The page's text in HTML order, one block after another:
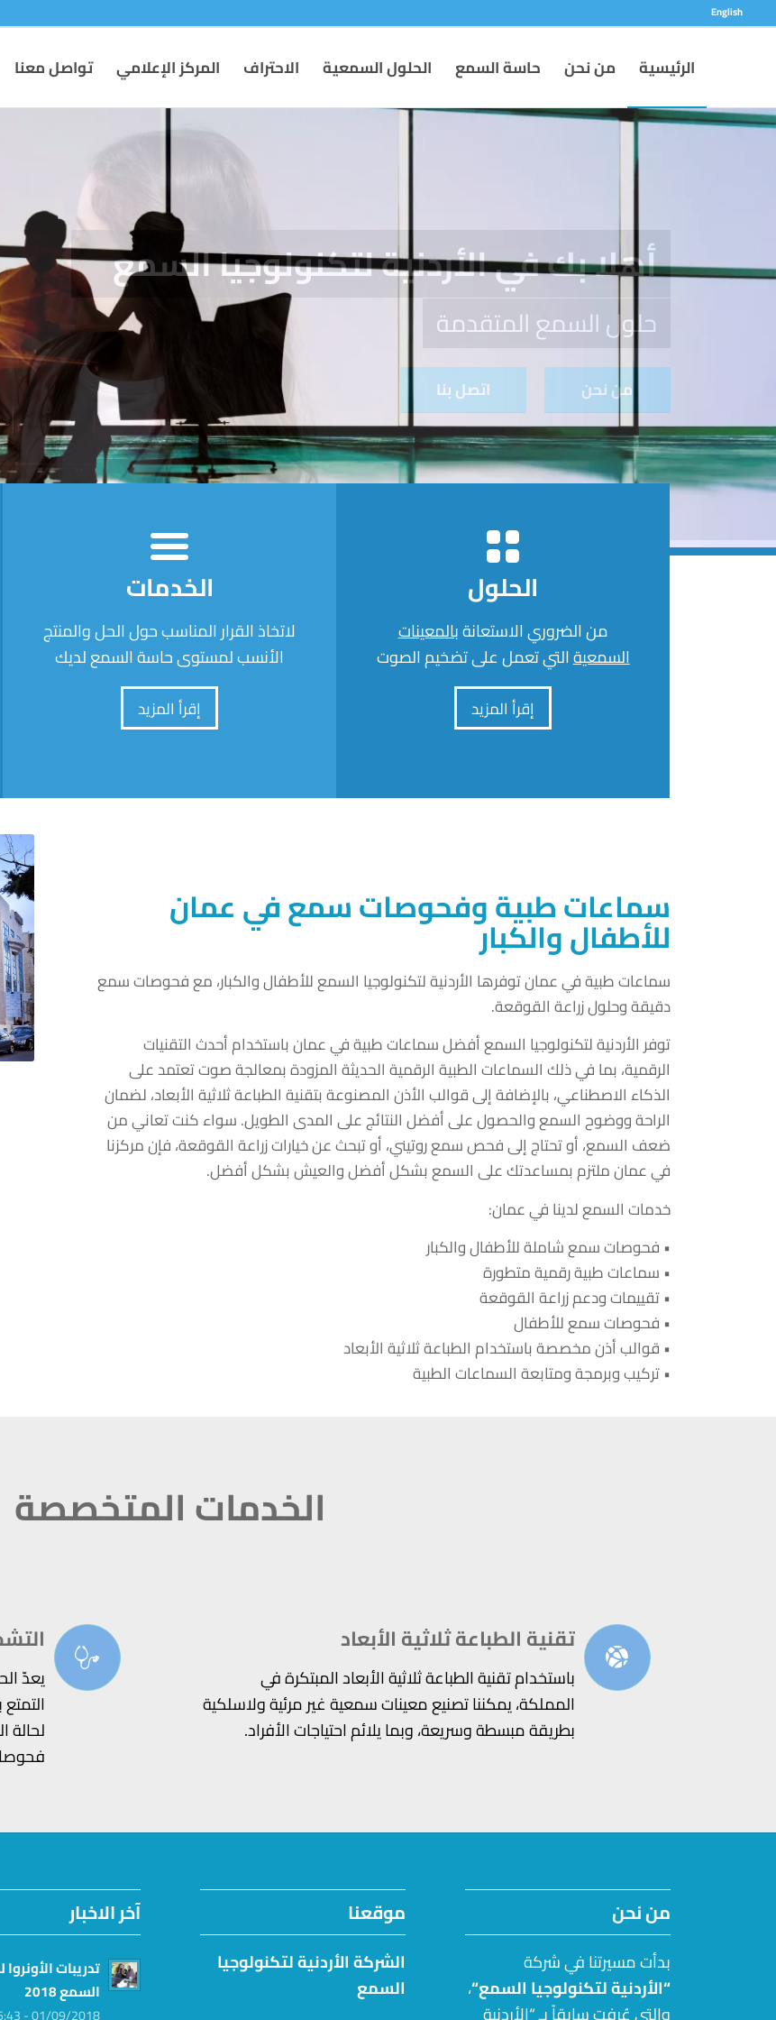
English
الرئيسية من نحن حاسة السمع الحلول السمعية الاحتراف المركز الإعلامي تواصل معنا
اختصاصيو السمع
نلبي كافة احتياجاتك
إقرأ المزيد
الحلول
من الضروري الاستعانةبالمعينات
السمعيةالتي تعمل على تضخيم الصوت
إقرأ المزيد
الخدمات
لاتخاذ القرار المناسب حول الحل والمنتج
الأنسب لمستوى حاسة السمع لديك
إقرأ المزيد
سماعات طبية وفحوصات سمع في عمان
للأطفال والكبار
سماعات طبية في عمان توفرها الأردنية لتكنولوجيا السمع للأطفال والكبار، مع فحوصات سمع
دقيقة وحلول زراعة القوقعة.
توفر الأردنية لتكنولوجيا السمع أفضل سماعات طبية في عمان باستخدام أحدث التقنيات
الرقمية، بما في ذلك السماعات الطبية الرقمية الحديثة المزودة بمعالجة صوت تعتمد على
الذكاء الاصطناعي، بالإضافة إلى قوالب الأذن المصنوعة بتقنية الطباعة ثلاثية الأبعاد، لضمان
الراحة ووضوح السمع والحصول على أفضل النتائج على المدى الطويل. سواء كنت تعاني من
ضعف السمع، أو تحتاج إلى فحص سمع روتيني، أو تبحث عن خيارات زراعة القوقعة، فإن مركزنا
في عمان ملتزم بمساعدتك على السمع بشكل أفضل والعيش بشكل أفضل.
خدمات السمع لدينا في عمان:
• فحوصات سمع شاملة للأطفال والكبار
• سماعات طبية رقمية متطورة
• تقييمات ودعم زراعة القوقعة
• فحوصات سمع للأطفال
• قوالب أذن مخصصة باستخدام الطباعة ثلاثية الأبعاد
• تركيب وبرمجة ومتابعة السماعات الطبية
الخدمات المتخصصة
تقنية الطباعة ثلاثية الأبعاد
باستخدام تقنية الطباعة ثلاثية الأبعاد المبتكرة في
المملكة، يمكننا تصنيع معينات سمعية غير مرئية ولاسلكية
بطريقة مبسطة وسريعة، وبما يلائم احتياجات الأفراد.
يعدّ
من نحن
بدأت مسيرتنا في شركة
“الأردنية لتكنولوجيا السمع“،
موقعنا
الشركة الأردنية لتكنولوجيا
السمع
آخر الاخبار
تدريبات
السمع 2018